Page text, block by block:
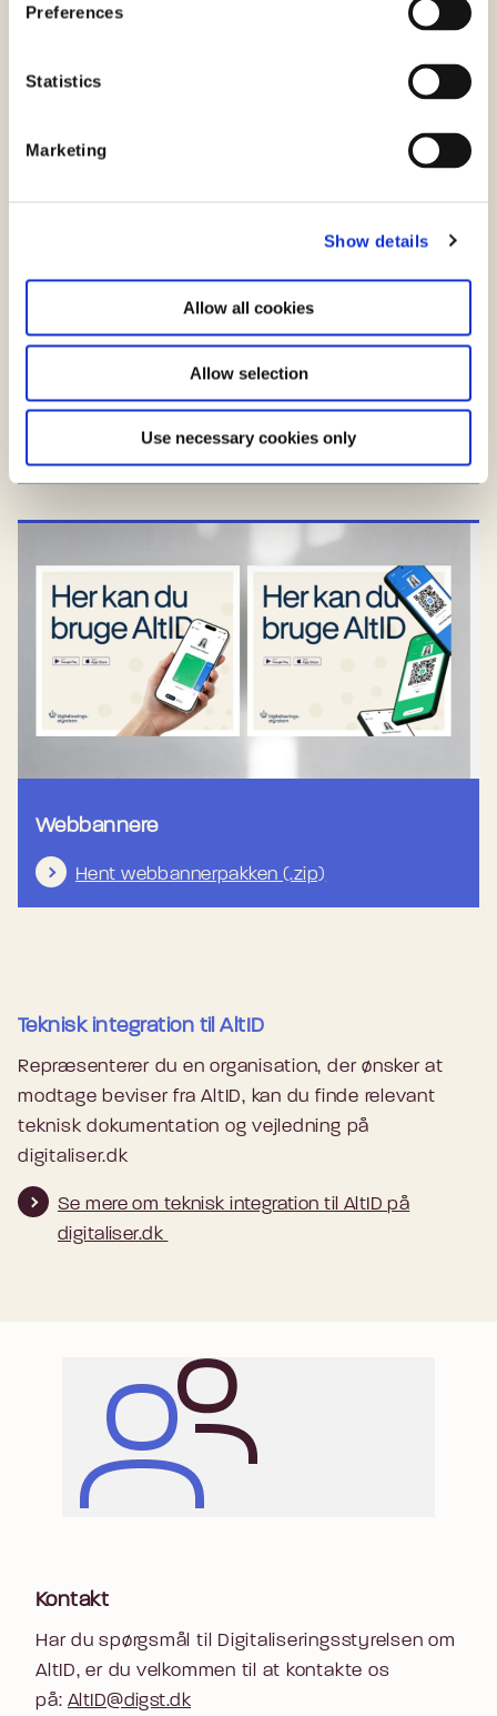
Preferences
Statistics
Marketing
Show details
Allow all cookies
Allow selection
Use necessary cookies only
Indhold til sociale medier
Hent SoMe-pakken (.zip)
Webbannere
Hent webbannerpakken (.zip)
Teknisk integration til AltID
Repræsenterer du en organisation, der ønsker at
modtage beviser fra AltID, kan du finde relevant
teknisk dokumentation og vejledning på
digitaliser.dk
Se mere om teknisk integration til AltID på
digitaliser.dk
Kontakt
Har du spørgsmål til Digitaliseringsstyrelsen om
AltID, er du velkommen til at kontakte os
på:AltID@digst.dk